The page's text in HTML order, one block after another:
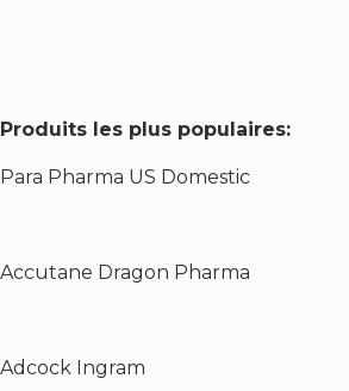
Produits les plus populaires:
Para Pharma US Domestic
Accutane Dragon Pharma
Adcock Ingram